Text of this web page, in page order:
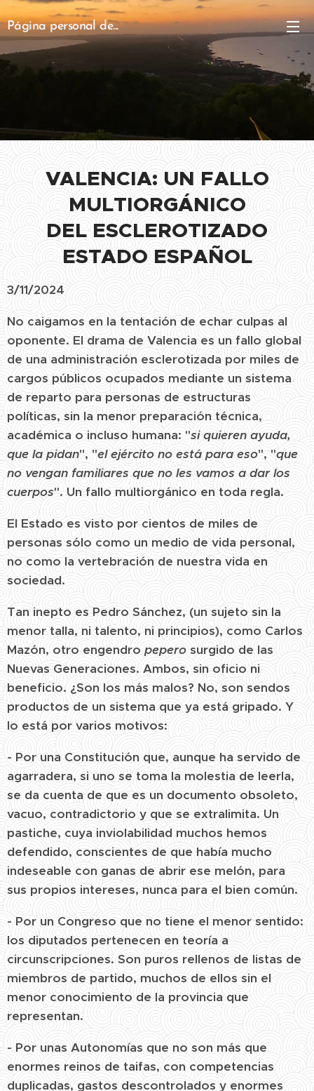
Página personal de...
VALENCIA: UN FALLO
MULTIORGÁNICO
DEL ESCLEROTIZADO
ESTADO ESPAÑOL
3/11/2024
No caigamos en la tentación de echar culpas al
oponente. El drama de Valencia es un fallo global
de una administración esclerotizada por miles de
cargos públicos ocupados mediante un sistema
de reparto para personas de estructuras
políticas, sin la menor preparación técnica,
académica o incluso humana: "si quieren ayuda,
que la pidan", "el ejército no está para eso", "que
no vengan familiares que no les vamos a dar los
cuerpos". Un fallo multiorgánico en toda regla.
El Estado es visto por cientos de miles de
personas sólo como un medio de vida personal,
no como la vertebración de nuestra vida en
sociedad.
Tan inepto es Pedro Sánchez, (un sujeto sin la
menor talla, ni talento, ni principios), como Carlos
Mazón, otro engendro pepero surgido de las
Nuevas Generaciones. Ambos, sin oficio ni
beneficio. ¿Son los más malos? No, son sendos
productos de un sistema que ya está gripado. Y
lo está por varios motivos:
- Por una Constitución que, aunque ha servido de
agarradera, si uno se toma la molestia de leerla,
se da cuenta de que es un documento obsoleto,
vacuo, contradictorio y que se extralimita. Un
pastiche, cuya inviolabilidad muchos hemos
defendido, conscientes de que había mucho
indeseable con ganas de abrir ese melón, para
sus propios intereses, nunca para el bien común.
- Por un Congreso que no tiene el menor sentido:
los diputados pertenecen en teoría a
circunscripciones. Son puros rellenos de listas de
miembros de partido, muchos de ellos sin el
menor conocimiento de la provincia que
representan.
- Por unas Autonomías que no son más que
enormes reinos de taifas, con competencias
duplicadas, gastos descontrolados y enormes